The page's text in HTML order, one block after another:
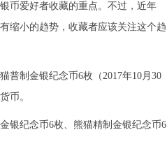
币爱好者收藏的重点。不过，近年
缩小的趋势，收藏者应该关注这个趋
普制金银纪念币6枚（2017年10月30
币。
银纪念币6枚、熊猫精制金银纪念币6